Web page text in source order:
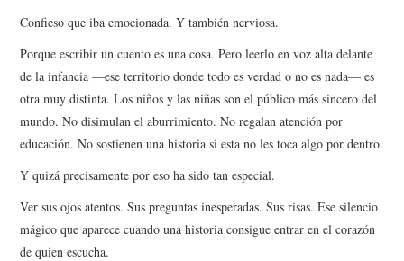
Confieso que iba emocionada. Y también nerviosa.
Porque escribir un cuento es una cosa. Pero leerlo en voz alta delante
de la infancia —ese territorio donde todo es verdad o no es nada— es
otra muy distinta. Los niños y las niñas son el público más sincero del
mundo. No disimulan el aburrimiento. No regalan atención por
educación. No sostienen una historia si esta no les toca algo por dentro.
Y quizá precisamente por eso ha sido tan especial.
Ver sus ojos atentos. Sus preguntas inesperadas. Sus risas. Ese silencio
mágico que aparece cuando una historia consigue entrar en el corazón
de quien escucha.